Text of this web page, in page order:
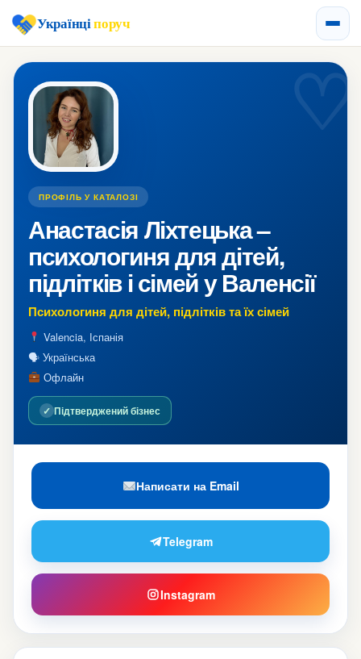
Українціпоруч
ПРОФІЛЬ У КАТАЛОЗІ
Анастасія Ліхтецька –
психологиня для дітей,
підлітків і сімей у Валенсії
Психологиня для дітей, підлітків та їх сімей
Valencia, Іспанія
🗣 Українська
Офлайн
✓ Підтверджений бізнес
Написати на Email
Telegram
Instagram